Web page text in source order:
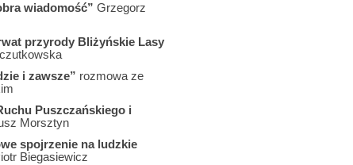
wiadomość” Grzegorz
przyrody Bliżyńskie Lasy
i zawsze” rozmowa ze
Puszczańskiego i
Morsztyn
spojrzenie na ludzkie
Biegasiewicz